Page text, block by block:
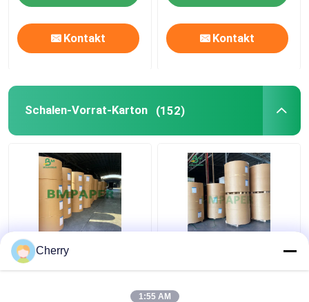
Kontakt Kontakt
Schalen-Vorrat-Karton (152)
Schalen-Vorrat-
Papierrollenweiße
Weiße Schalen-Karton
Papierschalen-Papier-
Cherry
1:55 AM